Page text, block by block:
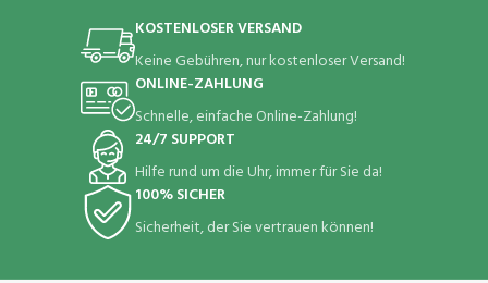
KOSTENLOSER VERSAND
Keine Gebühren, nur kostenloser Versand!
ONLINE-ZAHLUNG
Schnelle, einfache Online-Zahlung!
24/7 SUPPORT
Hilfe rund um die Uhr, immer für Sie da!
100% SICHER
Sicherheit, der Sie vertrauen können!